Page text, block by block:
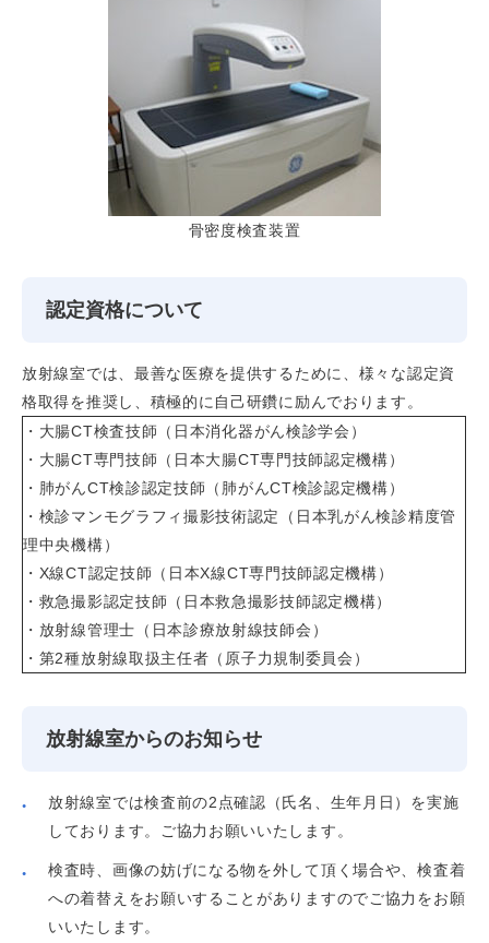
骨密度検査装置
認定資格について
放射線室では、最善な医療を提供するために、様々な認定資
格取得を推奨し、積極的に自己研鑽に励んでおります。
・大腸CT検査技師（日本消化器がん検診学会）
・大腸CT専門技師（日本大腸CT専門技師認定機構）
・肺がんCT検診認定技師（肺がんCT検診認定機構）
・検診マンモグラフィ撮影技術認定（日本乳がん検診精度管
理中央機構）
・X線CT認定技師（日本X線CT専門技師認定機構）
・救急撮影認定技師（日本救急撮影技師認定機構）
・放射線管理士（日本診療放射線技師会）
・第2種放射線取扱主任者（原子力規制委員会）
放射線室からのお知らせ
放射線室では検査前の2点確認（氏名、生年月日）を実施
しております。ご協力お願いいたします。
検査時、画像の妨げになる物を外して頂く場合や、検査着
への着替えをお願いすることがありますのでご協力をお願
いいたします。